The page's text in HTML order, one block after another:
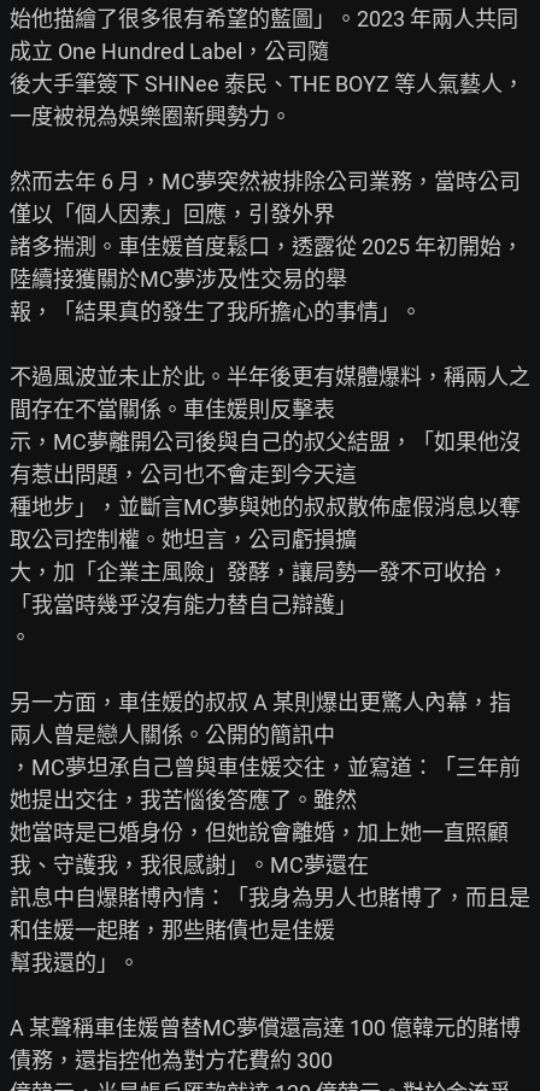
始他描繪了很多很有希望的藍圖」。2023 年兩人共同
成立 One Hundred Label，公司隨
後大手筆簽下 SHINee 泰民、THE BOYZ 等人氣藝人，
一度被視為娛樂圈新興勢力。
然而去年 6 月，MC夢突然被排除公司業務，當時公司
僅以「個人因素」回應，引發外界
諸多揣測。車佳媛首度鬆口，透露從 2025 年初開始，
陸續接獲關於MC夢涉及性交易的舉
報，「結果真的發生了我所擔心的事情」。
不過風波並未止於此。半年後更有媒體爆料，稱兩人之
間存在不當關係。車佳媛則反擊表
示，MC夢離開公司後與自己的叔父結盟，「如果他沒
有惹出問題，公司也不會走到今天這
種地步」，並斷言MC夢與她的叔叔散佈虛假消息以奪
取公司控制權。她坦言，公司虧損擴
大，加「企業主風險」發酵，讓局勢一發不可收拾，
「我當時幾乎沒有能力替自己辯護」
。
另一方面，車佳媛的叔叔 A 某則爆出更驚人內幕，指
兩人曾是戀人關係。公開的簡訊中
，MC夢坦承自己曾與車佳媛交往，並寫道：「三年前
她提出交往，我苦惱後答應了。雖然
她當時是已婚身份，但她說會離婚，加上她一直照顧
我、守護我，我很感謝」。MC夢還在
訊息中自爆賭博內情：「我身為男人也賭博了，而且是
和佳媛一起賭，那些賭債也是佳媛
幫我還的」。
A 某聲稱車佳媛曾替MC夢償還高達 100 億韓元的賭博
債務，還指控他為對方花費約 300